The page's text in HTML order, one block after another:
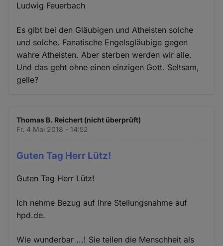
Ludwig Feuerbach
Es gibt bei den Gläubigen und Atheisten solche
und solche. Fanatische Engelsgläubige gegen
wahre Atheisten. Aber sterben werden wir alle.
Und das geht ohne einen einzigen Gott. Seltsam,
gelle?
Thomas B. Reichert (nicht überprüft)
Fr. 4 Mai 2018 - 14:52
Guten Tag Herr Lütz!
Guten Tag Herr Lütz!
Ich nehme Bezug auf Ihre Stellungsnahme auf
hpd.de.
Wie wunderbar ...! Sie teilen die Menschheit als